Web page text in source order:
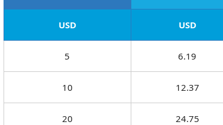
USD USD
5 6.19
10 12.37
20 24.75